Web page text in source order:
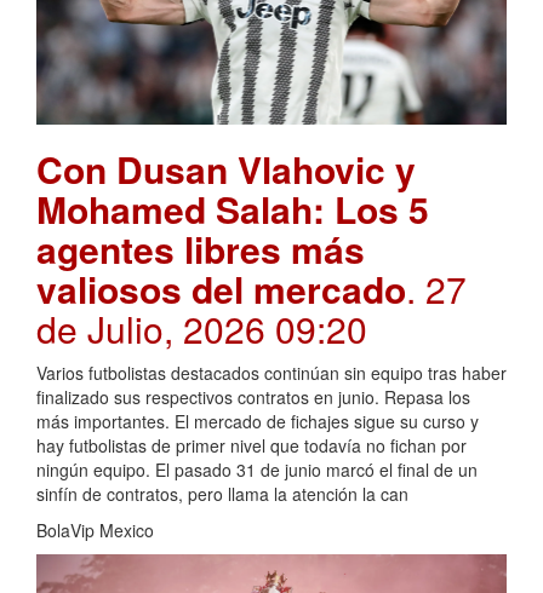
Con Dusan Vlahovic y
Mohamed Salah: Los 5
agentes libres más
valiosos del mercado. 27
de Julio, 2026 09:20
Varios futbolistas destacados continúan sin equipo tras haber
finalizado sus respectivos contratos en junio. Repasa los
más importantes. El mercado de fichajes sigue su curso y
hay futbolistas de primer nivel que todavía no fichan por
ningún equipo. El pasado 31 de junio marcó el final de un
sinfín de contratos, pero llama la atención la can
BolaVip Mexico